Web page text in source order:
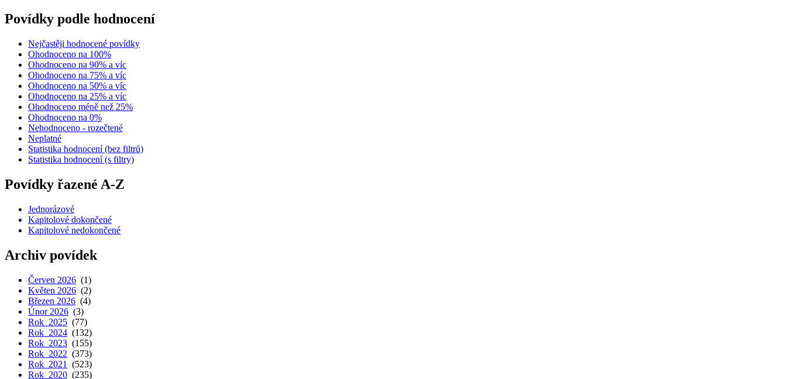
Povídky podle hodnocení
Nejčastěji hodnocené povídky
Ohodnoceno na 100%
Ohodnoceno na 90% a víc
Ohodnoceno na 75% a víc
Ohodnoceno na 50% a víc
Ohodnoceno na 25% a víc
Ohodnoceno méně než 25%
Ohodnoceno na 0%
Nehodnoceno - rozečtené
Neplatné
Statistika hodnocení (bez filtrů)
Statistika hodnocení (s filtry)
Povídky řazené A-Z
Jednorázové
Kapitolové dokončené
Kapitolové nedokončené
Archiv povídek
Červen 2026 (1)
Květen 2026 (2)
Březen 2026 (4)
Únor 2026 (3)
Rok 2025 (77)
Rok 2024 (132)
Rok 2023 (155)
Rok 2022 (373)
Rok 2021
(523)
Rok 2020 (235)